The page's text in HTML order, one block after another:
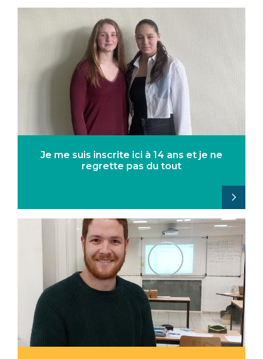
Je me suis inscrite ici à 14 ans et je ne
regrette pas du tout